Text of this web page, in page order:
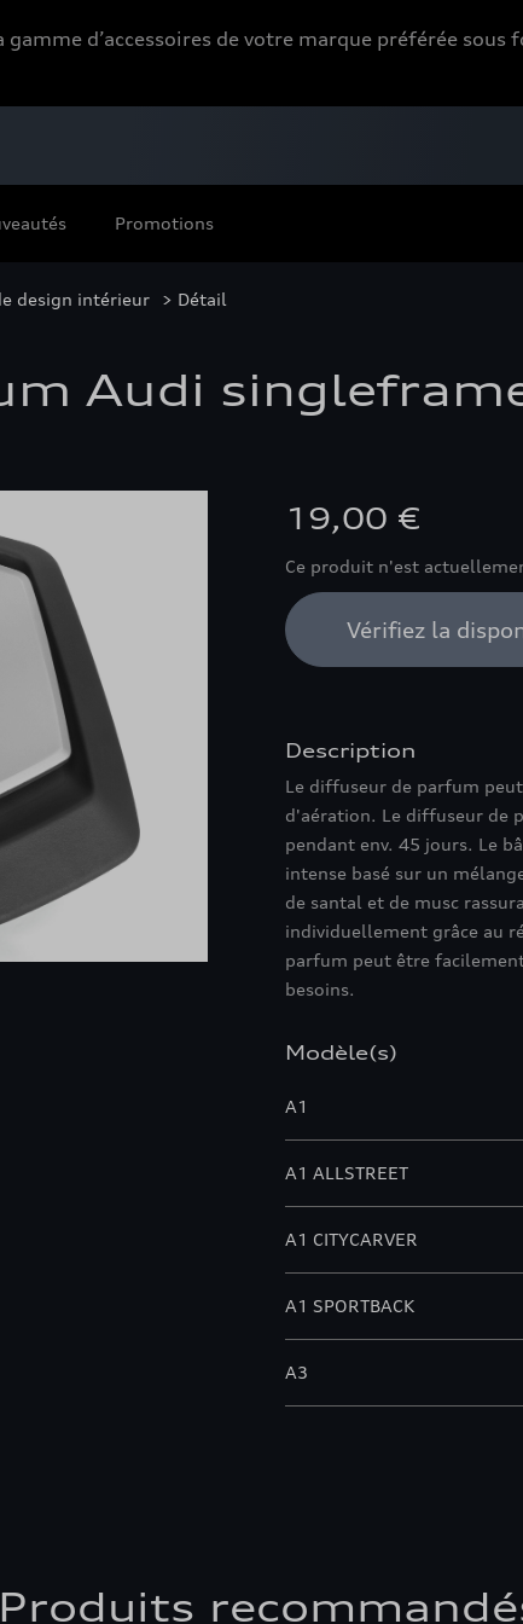
d’accessoires de votre marque préférée
Promotions
design intérieur > Détail
Audi
19,00 €
Ce produit n'est
Vérifiez la
Description
Le diffuseur de parfum
d'aération. Le diffuseur de
pendant env. 45 jours. Le
intense basé sur un
de santal et de musc
individuellement grâce au
parfum peut être
besoins.
Modèle(s)
A1
A1 ALLSTREET
A1 CITYCARVER
A1 SPORTBACK
A3
Produits